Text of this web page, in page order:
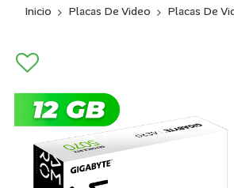
Inicio Placas De Video Placas De